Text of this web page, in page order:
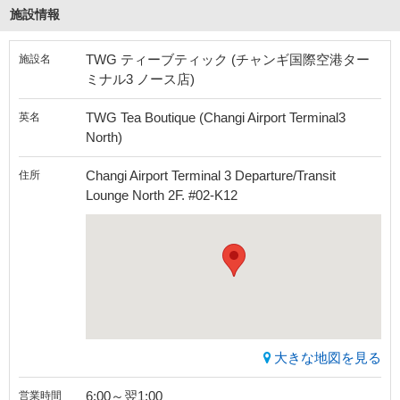
施設情報
施設名
TWG ティーブティック (チャンギ国際空港ター
ミナル3 ノース店)
英名
TWG Tea Boutique (Changi Airport Terminal3
North)
住所
Changi Airport Terminal 3 Departure/Transit
Lounge North 2F. #02-K12
大きな地図を見る
営業時間 6:00～翌1:00